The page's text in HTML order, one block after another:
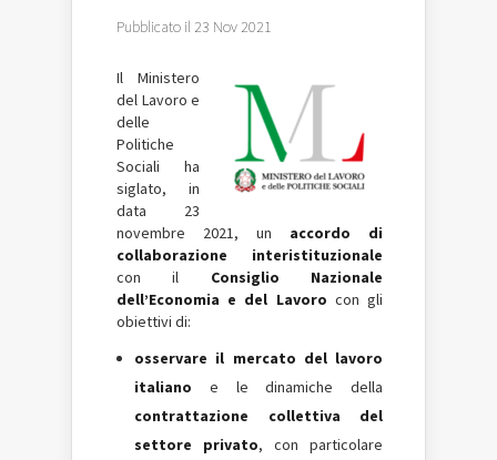
Pubblicato il 23 Nov 2021
Il Ministero
del Lavoro e
delle
Politiche
Sociali ha
siglato, in
data 23
novembre 2021, un accordo di
collaborazione interistituzionale
con il Consiglio Nazionale
dell’Economia e del Lavoro con gli
obiettivi di:
osservare il mercato del lavoro
italiano e le dinamiche della
contrattazione collettiva del
settore privato, con particolare